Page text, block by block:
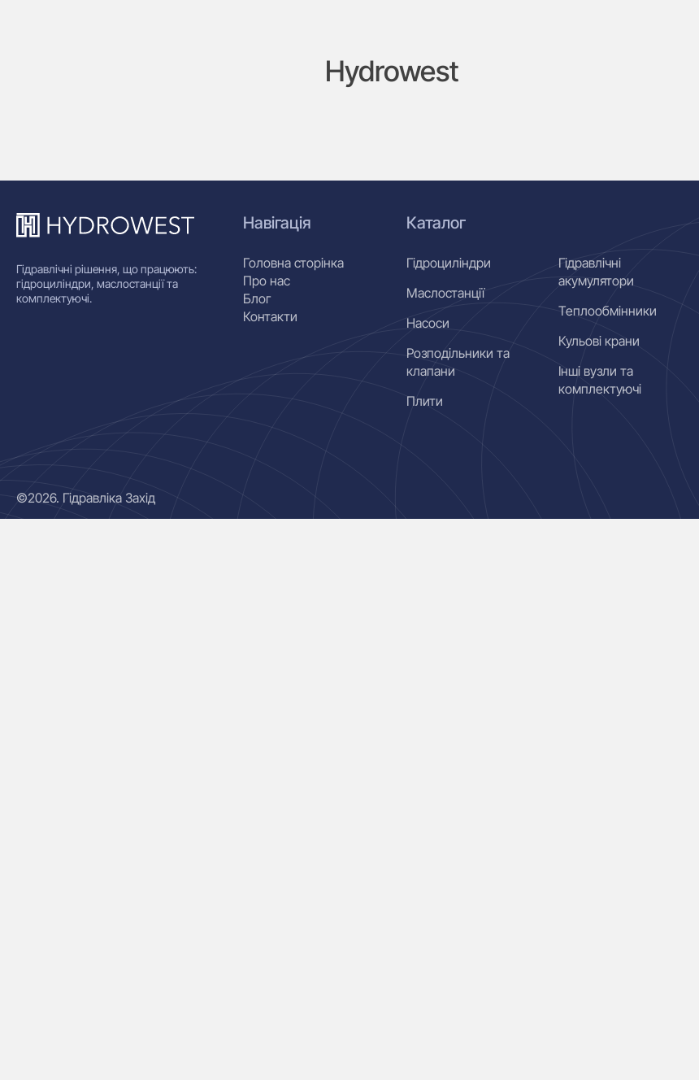
Hydrowest
Гідравлічні рішення, що працюють:
гідроциліндри, маслостанції та
комплектуючі.
Навігація
Головна сторінка
Про нас
Блог
Контакти
Каталог
Гідроциліндри
Маслостанції
Насоси
Розподільники та
клапани
Плити
Гідравлічні
акумулятори
Теплообмінники
Кульові крани
Інші вузли та
комплектуючі
©2026. Гідравліка Захід